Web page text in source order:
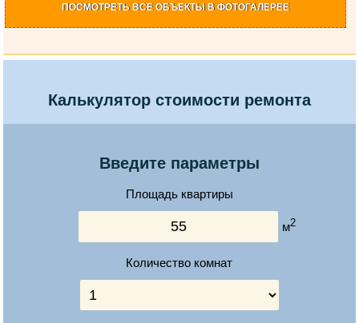
ПОСМОТРЕТЬ ВСЕ ОБЪЕКТЫ В ФОТОГАЛЕРЕЕ
Калькулятор стоимости ремонта
Введите параметры
Площадь квартиры
м2
Количество комнат